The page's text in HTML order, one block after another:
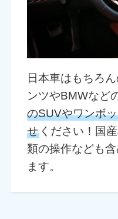
日本車はもちろ
ンツやBMWなど
のSUVやワンボ
せ ください！国
類の操作なども
ます。